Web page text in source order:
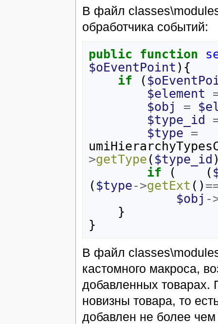
В файл
обработчика событий:
public function
$oEventPoint ){
if
(
$element
$obj
=
$type_id
$type =
>getType ( $type_id
if
( (
( $type->getExt ()
$obj -
}
}
В файл
кастомного макроса,
добавленных товарах.
новизны товара, то
добавлен не более чем